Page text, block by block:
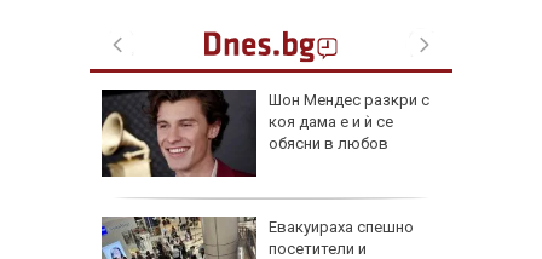
Шон Мендес разкри с
коя дама е и ѝ се
обясни в любов
Евакуираха спешно
посетители и